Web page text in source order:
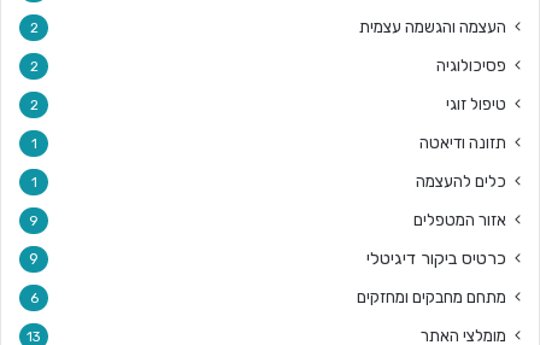
העצמה והגשמה עצמית 2
פסיכולוגיה 2
טיפול זוגי 2
תזונה ודיאטה 1
כלים להעצמה 1
אזור המטפלים 9
כרטיס ביקור דיגיטלי 9
מתחם מחבקים ומחזקים 6
מומלצי האתר 13